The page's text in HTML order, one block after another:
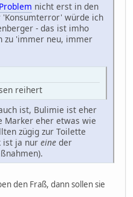
nicht erst in den
würde ich
- das ist imho
zu 'immer neu, immer
reihert
ist, Bulimie ist eher
Marker eher etwas wie
zügig zur Toilette
ist ja nur eine der
den Fraß, dann sollen sie